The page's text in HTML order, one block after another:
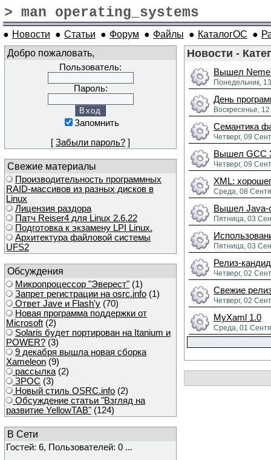
> man operating_systems
● Новости ● Статьи ● Форум ● Файлы ● КаталогОС ●
Добро пожаловать,
Пользователь:
Пароль:
Запомнить
[ Забыли пароль? ]
Свежие материалы
Производительность программных
RAID-массивов из разных дисков в
Linux
Лицензия раздора
Патч Reiser4 для Linux 2.6.22
Подготовка к экзамену LPI Linux.
Архитектура файловой системы
UFS2
Обсуждения
Микропроцессор "Эверест" (1)
Запрет регистрации на osrc.info (1)
Ответ Javе и Flash'у (70)
Новая программа поддержки от
Microsoft (2)
Solaris будет портирован на Itanium и
POWER? (3)
9 декабря вышла новая сборка
Xameleon (9)
рассылка (2)
ЗРОС (3)
Новый стиль OSRC.info (2)
Обсуждение статьи "Взгляд на
развитие YellowTAB" (124)
В Сети
Гостей: 6, Пользователей: 0 ...
Новости -
Вышел
Понедельник,
День
Воскресенье,
Семантика
Четверг, 09
Вышел GCC
Четверг, 09
XML:
Среда, 08
Вышел Java-
Пятница, 03
Пятница, 03
Релиз-
Четверг, 02
Свежие
Четверг, 02
MyXaml 1.0
Среда, 01